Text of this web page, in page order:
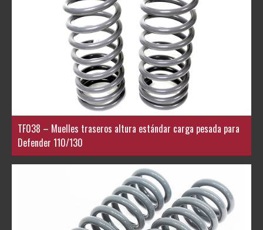
TF038 – Muelles traseros altura estándar carga pesada para
Defender 110/130